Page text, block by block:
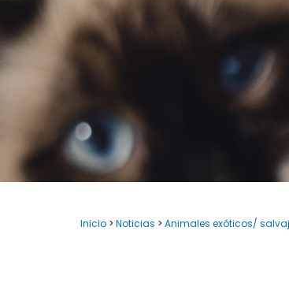
Inicio > Noticias > Animales exóticos/